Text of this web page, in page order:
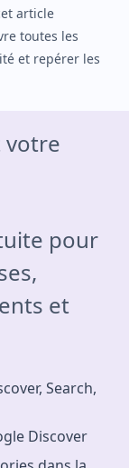
article
toutes les
et repérer les
pour
et
Search,
Discover